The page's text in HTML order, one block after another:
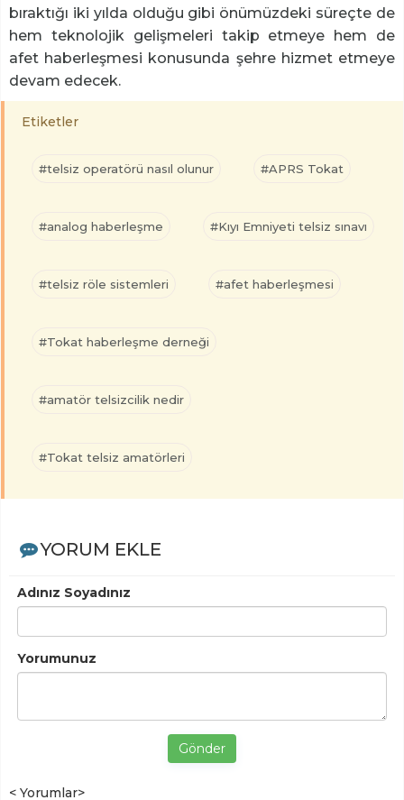
bıraktığı iki yılda olduğu gibi önümüzdeki süreçte de
hem teknolojik gelişmeleri takip etmeye hem de
afet haberleşmesi konusunda şehre hizmet etmeye
devam edecek.
Etiketler
#telsiz operatörü nasıl olunur #APRS Tokat
#analog haberleşme #Kıyı Emniyeti telsiz sınavı
#telsiz röle sistemleri #afet haberleşmesi
#Tokat haberleşme derneği
#amatör telsizcilik nedir
#Tokat telsiz amatörleri
YORUM EKLE
Adınız Soyadınız
Yorumunuz
Gönder
< Yorumlar>